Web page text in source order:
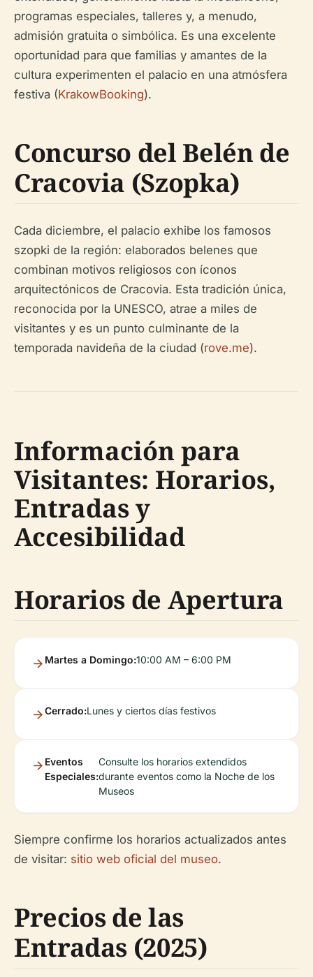
programas especiales, talleres y, a menudo,
admisión gratuita o simbólica. Es una excelente
oportunidad para que familias y amantes de la
cultura experimenten el palacio en una atmósfera
festiva (KrakowBooking).
Concurso del Belén de
Cracovia (Szopka)
Cada diciembre, el palacio exhibe los famosos
szopki de la región: elaborados belenes que
combinan motivos religiosos con íconos
arquitectónicos de Cracovia. Esta tradición única,
reconocida por la UNESCO, atrae a miles de
visitantes y es un punto culminante de la
temporada navideña de la ciudad (rove.me).
Información para
Visitantes: Horarios,
Entradas y
Accesibilidad
Horarios de Apertura
Martes a Domingo:10:00 AM – 6:00 PM
Cerrado:Lunes y ciertos días festivos
Eventos
Especiales:
Consulte los horarios extendidos
durante eventos como la Noche de los
Museos
Siempre confirme los horarios actualizados antes
de visitar: sitio web oficial del museo.
Precios de las
Entradas (2025)